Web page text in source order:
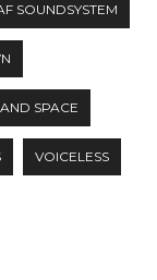
SOUNDSYSTEM
SPACE
VOICELESS